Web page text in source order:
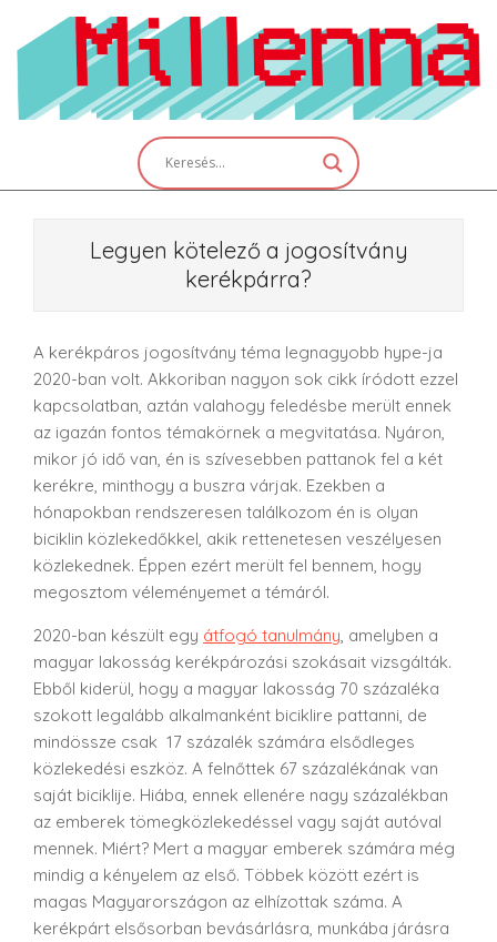
content
Legyen kötelező a jogosítvány
kerékpárra?
A kerékpáros jogosítvány téma legnagyobb hype-ja
2020-ban volt. Akkoriban nagyon sok cikk íródott ezzel
kapcsolatban, aztán valahogy feledésbe merült ennek
az igazán fontos témakörnek a megvitatása. Nyáron,
mikor jó idő van, én is szívesebben pattanok fel a két
kerékre, minthogy a buszra várjak. Ezekben a
hónapokban rendszeresen találkozom én is olyan
biciklin közlekedőkkel, akik rettenetesen veszélyesen
közlekednek. Éppen ezért merült fel bennem, hogy
megosztom véleményemet a témáról.
2020-ban készült egy átfogó tanulmány , amelyben a
magyar lakosság kerékpározási szokásait vizsgálták.
Ebből kiderül, hogy a magyar lakosság 70 százaléka
szokott legalább alkalmanként biciklire pattanni, de
mindössze csak 17 százalék számára elsődleges
közlekedési eszköz. A felnőttek 67 százalékának van
saját biciklije. Hiába, ennek ellenére nagy százalékban
az emberek tömegközlekedéssel vagy saját autóval
mennek. Miért? Mert a magyar emberek számára még
mindig a kényelem az első. Többek között ezért is
magas Magyarországon az elhízottak száma. A
kerékpárt elsősorban bevásárlásra, munkába járásra